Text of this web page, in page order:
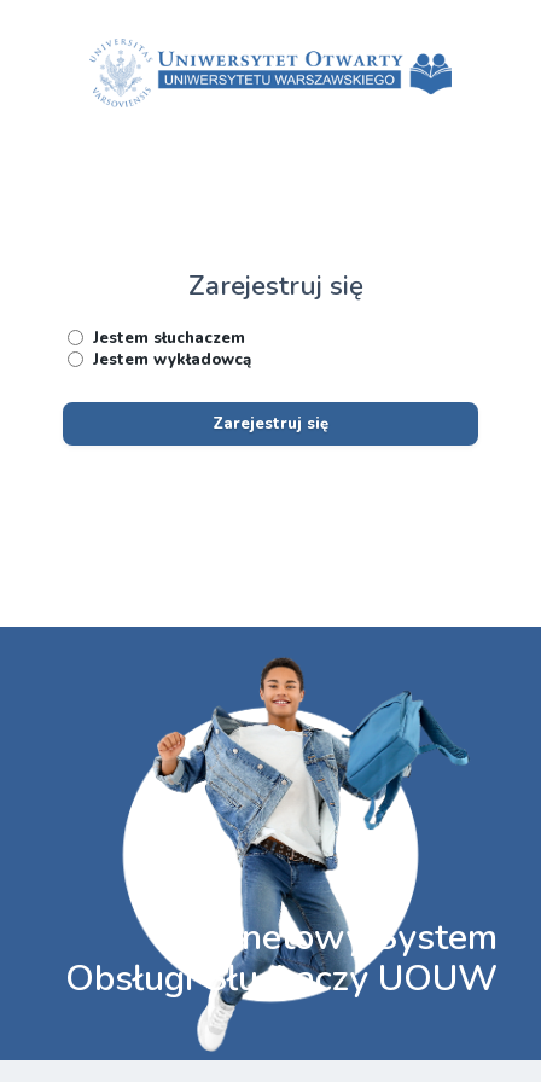
Zarejestruj się
Jestem słuchaczem
Jestem wykładowcą
Zarejestruj się
Internetowy System
Obsługi Słuchaczy UOUW